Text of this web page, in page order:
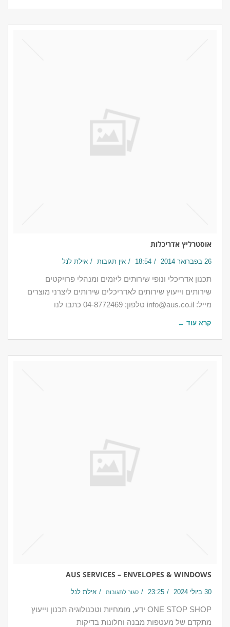
אוסטרליץ אדריכלות
26 בפברואר 2014 18:54 אין תגובות אילת לנל
תכנון אדריכלי ונופי שירותים ליזמים ומנהלי פרויקטים
שירותים וייעוץ שירותים לאדריכלים שירותים ליצרני מוצרים
מייל: info@aus.co.il טלפון: 04-8772469 כתבו לנו
קרא עוד ←
AUS SERVICES – ENVELOPES & WINDOWS
30 ביולי 2024 23:25 סגור לתגובות אילת לנל
ONE STOP SHOP ידע, מומחיות וטכנולוגיה תכנון וייעוץ
מתקדם של מעטפות מבנה וחלונות בדיקות